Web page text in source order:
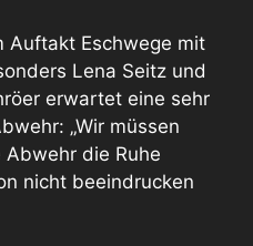
Auftakt Eschwege mit
Lena Seitz und
erwartet eine sehr
„Wir müssen
die Ruhe
nicht beeindrucken